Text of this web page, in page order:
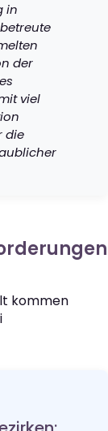
in
der
viel
die
kommen